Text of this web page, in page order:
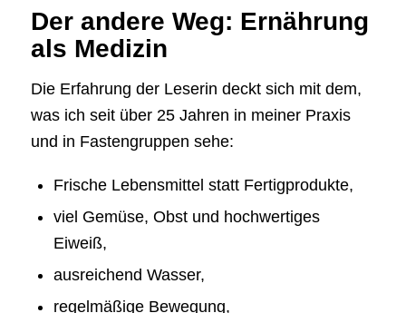
Der andere Weg: Ernährung
als Medizin
Die Erfahrung der Leserin deckt sich mit dem,
was ich seit über 25 Jahren in meiner Praxis
und in Fastengruppen sehe:
Frische Lebensmittel statt Fertigprodukte,
viel Gemüse, Obst und hochwertiges
Eiweiß,
ausreichend Wasser,
regelmäßige Bewegung,